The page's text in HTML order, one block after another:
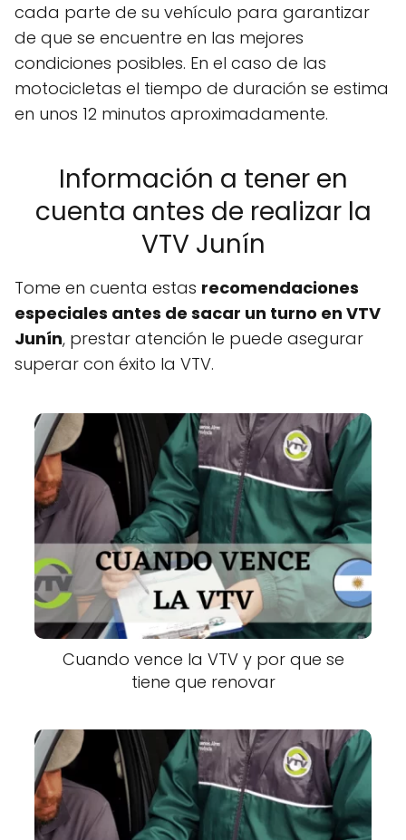
cada parte de su vehículo para garantizar
de que se encuentre en las mejores
condiciones posibles. En el caso de las
motocicletas el tiempo de duración se estima
en unos 12 minutos aproximadamente.
Información a tener en
cuenta antes de realizar la
VTV Junín
Tome en cuenta estas recomendaciones
especiales antes de sacar un turno en VTV
Junín, prestar atención le puede asegurar
superar con éxito la VTV.
Cuando vence la VTV y por que se
tiene que renovar